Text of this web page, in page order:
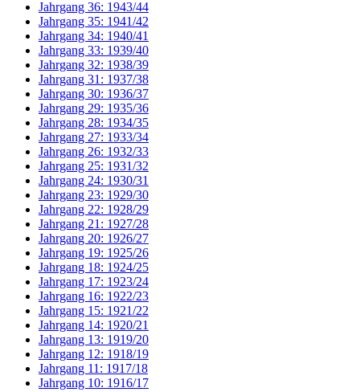
Jahrgang 36: 1943/44
Jahrgang 35: 1941/42
Jahrgang 34: 1940/41
Jahrgang 33: 1939/40
Jahrgang 32: 1938/39
Jahrgang 31: 1937/38
Jahrgang 30: 1936/37
Jahrgang 29: 1935/36
Jahrgang 28: 1934/35
Jahrgang 27: 1933/34
Jahrgang 26: 1932/33
Jahrgang 25: 1931/32
Jahrgang 24: 1930/31
Jahrgang 23: 1929/30
Jahrgang 22: 1928/29
Jahrgang 21: 1927/28
Jahrgang 20: 1926/27
Jahrgang 19: 1925/26
Jahrgang 18: 1924/25
Jahrgang 17: 1923/24
Jahrgang 16: 1922/23
Jahrgang 15: 1921/22
Jahrgang 14: 1920/21
Jahrgang 13: 1919/20
Jahrgang 12: 1918/19
Jahrgang 11: 1917/18
Jahrgang 10: 1916/17